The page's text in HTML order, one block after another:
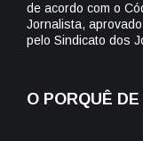
de acordo com o
Jornalista,
pelo Sindicato dos
O PORQUÊ